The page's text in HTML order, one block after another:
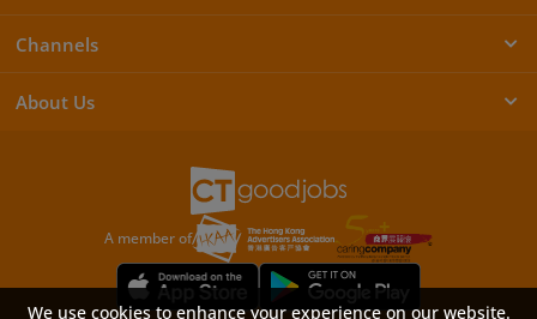
Channels
About Us
A member of
We use cookies to enhance your experience on our website.